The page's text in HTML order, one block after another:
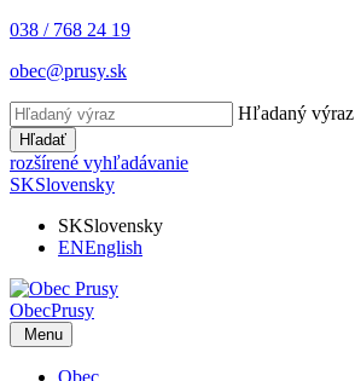
038 / 768 24 19
obec@prusy.sk
Hľadaný výraz
Hľadať
rozšírené vyhľadávanie
SKSlovensky
SKSlovensky
ENEnglish
ObecPrusy
Menu
Obec